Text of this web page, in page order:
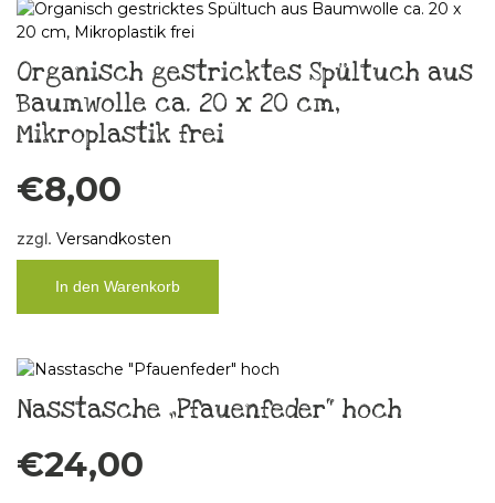
Organisch gestricktes Spültuch aus
Baumwolle ca. 20 x 20 cm,
Mikroplastik frei
€8,00
zzgl. Versandkosten
In den Warenkorb
Nasstasche „Pfauenfeder“ hoch
€24,00